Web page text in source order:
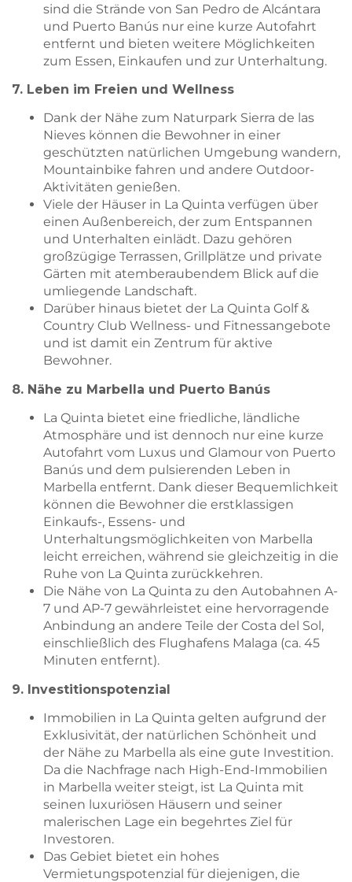
sind die Strände von San Pedro de Alcántara
und Puerto Banús nur eine kurze Autofahrt
entfernt und bieten weitere Möglichkeiten
zum Essen, Einkaufen und zur Unterhaltung.
7. Leben im Freien und Wellness
Dank der Nähe zum Naturpark Sierra de las
Nieves können die Bewohner in einer
geschützten natürlichen Umgebung wandern,
Mountainbike fahren und andere Outdoor-
Aktivitäten genießen.
Viele der Häuser in La Quinta verfügen über
einen Außenbereich, der zum Entspannen
und Unterhalten einlädt. Dazu gehören
großzügige Terrassen, Grillplätze und private
Gärten mit atemberaubendem Blick auf die
umliegende Landschaft.
Darüber hinaus bietet der La Quinta Golf &
Country Club Wellness- und Fitnessangebote
und ist damit ein Zentrum für aktive
Bewohner.
8. Nähe zu Marbella und Puerto Banús
La Quinta bietet eine friedliche, ländliche
Atmosphäre und ist dennoch nur eine kurze
Autofahrt vom Luxus und Glamour von Puerto
Banús und dem pulsierenden Leben in
Marbella entfernt. Dank dieser Bequemlichkeit
können die Bewohner die erstklassigen
Einkaufs-, Essens- und
Unterhaltungsmöglichkeiten von Marbella
leicht erreichen, während sie gleichzeitig in die
Ruhe von La Quinta zurückkehren.
Die Nähe von La Quinta zu den Autobahnen A-
7 und AP-7 gewährleistet eine hervorragende
Anbindung an andere Teile der Costa del Sol,
einschließlich des Flughafens Malaga (ca. 45
Minuten entfernt).
9. Investitionspotenzial
Immobilien in La Quinta gelten aufgrund der
Exklusivität, der natürlichen Schönheit und
der Nähe zu Marbella als eine gute Investition.
Da die Nachfrage nach High-End-Immobilien
in Marbella weiter steigt, ist La Quinta mit
seinen luxuriösen Häusern und seiner
malerischen Lage ein begehrtes Ziel für
Investoren.
Das Gebiet bietet ein hohes
Vermietungspotenzial für diejenigen, die